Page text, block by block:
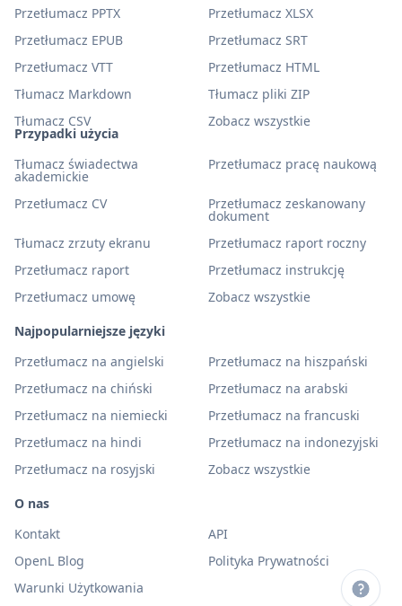
Przypadki użycia
Tłumacz świadectwa
akademickie
Przetłumacz pracę naukową
Przetłumacz CV Przetłumacz zeskanowany
dokument
Tłumacz zrzuty ekranu
Przetłumacz raport roczny
Przetłumacz raport
Przetłumacz instrukcję
Przetłumacz umowę
Zobacz wszystkie
Najpopularniejsze języki
Przetłumacz na angielski
Przetłumacz na hiszpański
Przetłumacz na chiński
Przetłumacz na arabski
Przetłumacz na niemiecki
Przetłumacz na francuski
Przetłumacz na hindi
Przetłumacz na indonezyjski
Przetłumacz na rosyjski
Zobacz wszystkie
Przetłumacz PPTX
Przetłumacz XLSX
Przetłumacz EPUB
Przetłumacz SRT
Przetłumacz VTT
Przetłumacz HTML
Tłumacz Markdown
Tłumacz pliki ZIP
Tłumacz CSV
Zobacz wszystkie
O nas
Kontakt
API
OpenL Blog
Polityka Prywatności
Warunki Użytkowania